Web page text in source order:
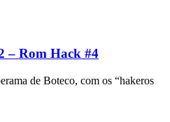
– Rom Hack #4
de Boteco, com os “hakeros